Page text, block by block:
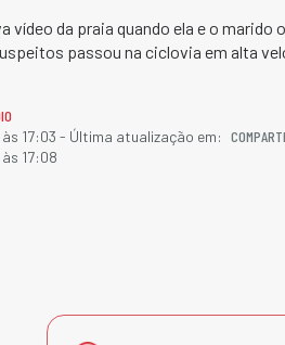
vídeo da praia quando ela e o marido
passou na ciclovia em alta
17:03 - Última atualização em:
17:08